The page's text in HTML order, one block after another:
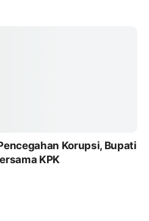
Korupsi, Bupati
KPK